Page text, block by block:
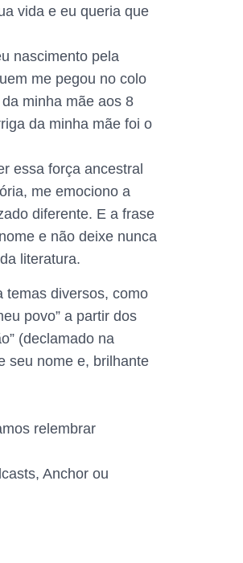
vida e eu queria que
nascimento pela
me pegou no colo
minha mãe aos 8
da minha mãe foi o
essa força ancestral
me emociono a
diferente. E a frase
e não deixe nunca
literatura.
temas diversos, como
povo” a partir dos
(declamado na
seu nome e, brilhante
relembrar
Anchor ou